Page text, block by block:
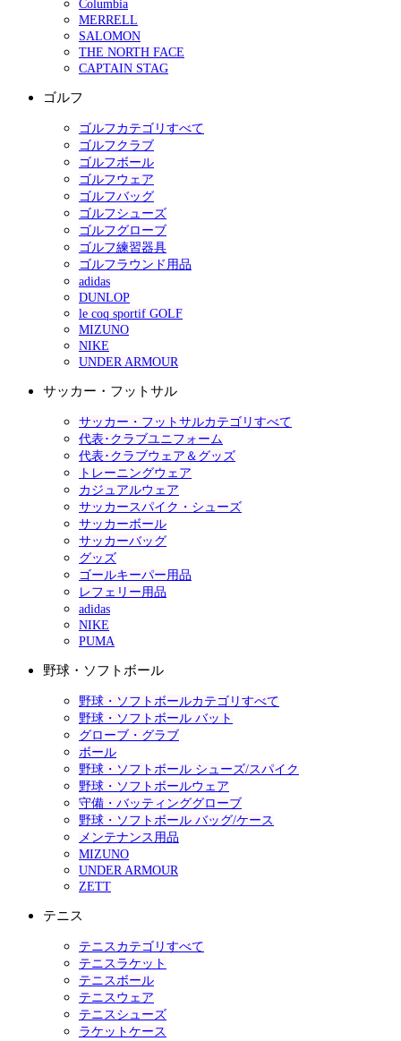
Columbia
MERRELL
SALOMON
THE NORTH FACE
CAPTAIN STAG
ゴルフ
ゴルフカテゴリすべて
ゴルフクラブ
ゴルフボール
ゴルフウェア
ゴルフバッグ
ゴルフシューズ
ゴルフグローブ
ゴルフ練習器具
ゴルフラウンド用品
adidas
DUNLOP
le coq sportif GOLF
MIZUNO
NIKE
UNDER ARMOUR
サッカー・フットサル
サッカー・フットサルカテゴリすべて
代表･クラブユニフォーム
代表･クラブウェア＆グッズ
トレーニングウェア
カジュアルウェア
サッカースパイク・シューズ
サッカーボール
サッカーバッグ
グッズ
ゴールキーパー用品
レフェリー用品
adidas
NIKE
PUMA
野球・ソフトボール
野球・ソフトボールカテゴリすべて
野球・ソフトボール バット
グローブ・グラブ
ボール
野球・ソフトボール シューズ/スパイク
野球・ソフトボールウェア
守備・バッティンググローブ
野球・ソフトボール バッグ/ケース
メンテナンス用品
MIZUNO
UNDER ARMOUR
ZETT
テニス
テニスカテゴリすべて
テニスラケット
テニスボール
テニスウェア
テニスシューズ
ラケットケース